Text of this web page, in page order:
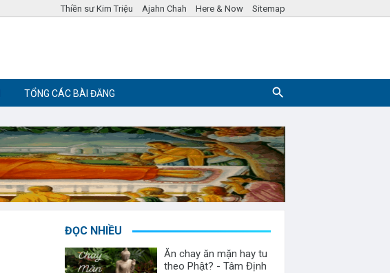
Thiền sư Kim Triệu Ajahn Chah Here & Now Sitemap
TỔNG CÁC BÀI ĐĂNG
ĐỌC NHIỀU
Ăn chay ăn mặn hay tu
theo Phật? - Tâm Định